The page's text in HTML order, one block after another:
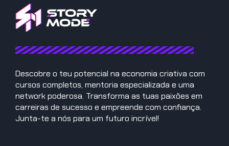
Descobre o teu potencial na economia criativa com
cursos completos, mentoria especializada e uma
network poderosa. Transforma as tuas paixões em
carreiras de sucesso e empreende com confiança.
Junta-te a nós para um futuro incrível!